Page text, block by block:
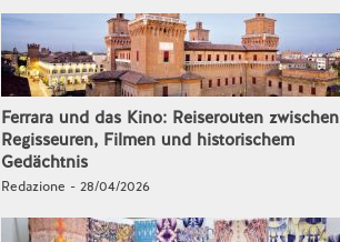
Ferrara und das Kino: Reiserouten zwischen
Regisseuren, Filmen und historischem
Gedächtnis
Redazione - 28/04/2026